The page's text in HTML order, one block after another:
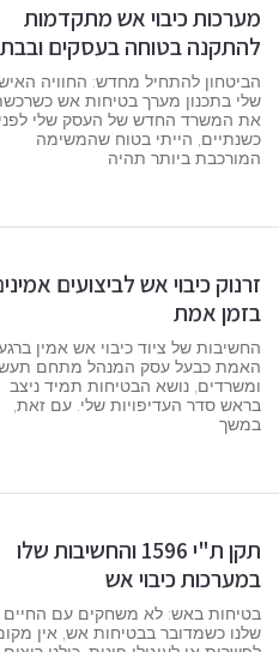
מערכות כיבוי אש מתקדמות
להתקנה בטוחה בעסקים
הביטחון להתחיל מחדש: החוויה
שלי בתכנון מערך בטיחות אש
את המשרד החדש של העסק שלי לפני
כשנתיים, הייתי בטוח שהמשימה
המורכבת ביותר תהיה
זרנוק כיבוי אש לביצועים
בזמן אמת
החשיבות של ציוד כיבוי אש אמין
האמת כבעל עסק המנהל מתחם
ומשרדים, נושא הבטיחות תמיד ניצב
בראש סדר העדיפויות שלי. עם זאת,
במשך
תקן ת"י 1596 והחשיבות שלו
במערכות כיבוי אש
בטיחות באש: לא משחקים עם החיים
שלנו כשמדובר בבטיחות אש, אין